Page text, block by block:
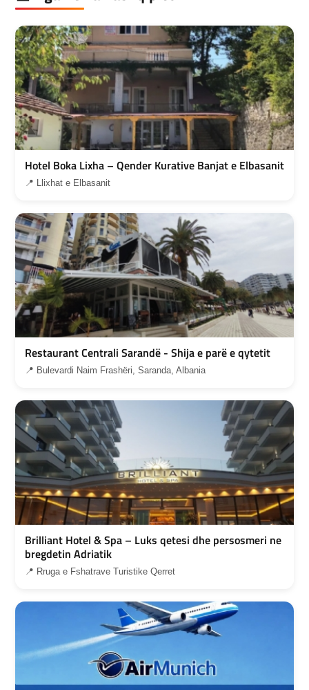
Hotel Boka Lixha – Qender Kurative Banjat e Elbasanit
📍 Llixhat e Elbasanit
Restaurant Centrali Sarandë - Shija e parë e qytetit
📍 Bulevardi Naim Frashëri, Saranda, Albania
Brilliant Hotel & Spa – Luks qetesi dhe persosmeri ne
bregdetin Adriatik
📍 Rruga e Fshatrave Turistike Qerret